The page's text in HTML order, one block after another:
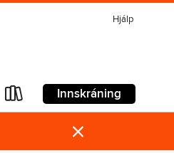
Hjálp
Innskráning
×